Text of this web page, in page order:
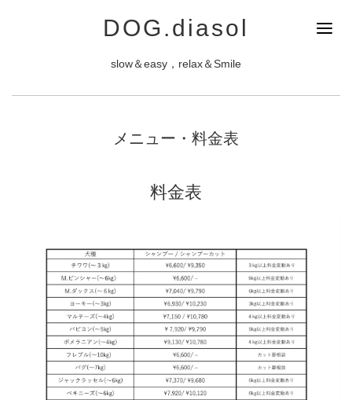
DOG.diasol
slow＆easy，relax＆Smile
メニュー・料金表
料金表